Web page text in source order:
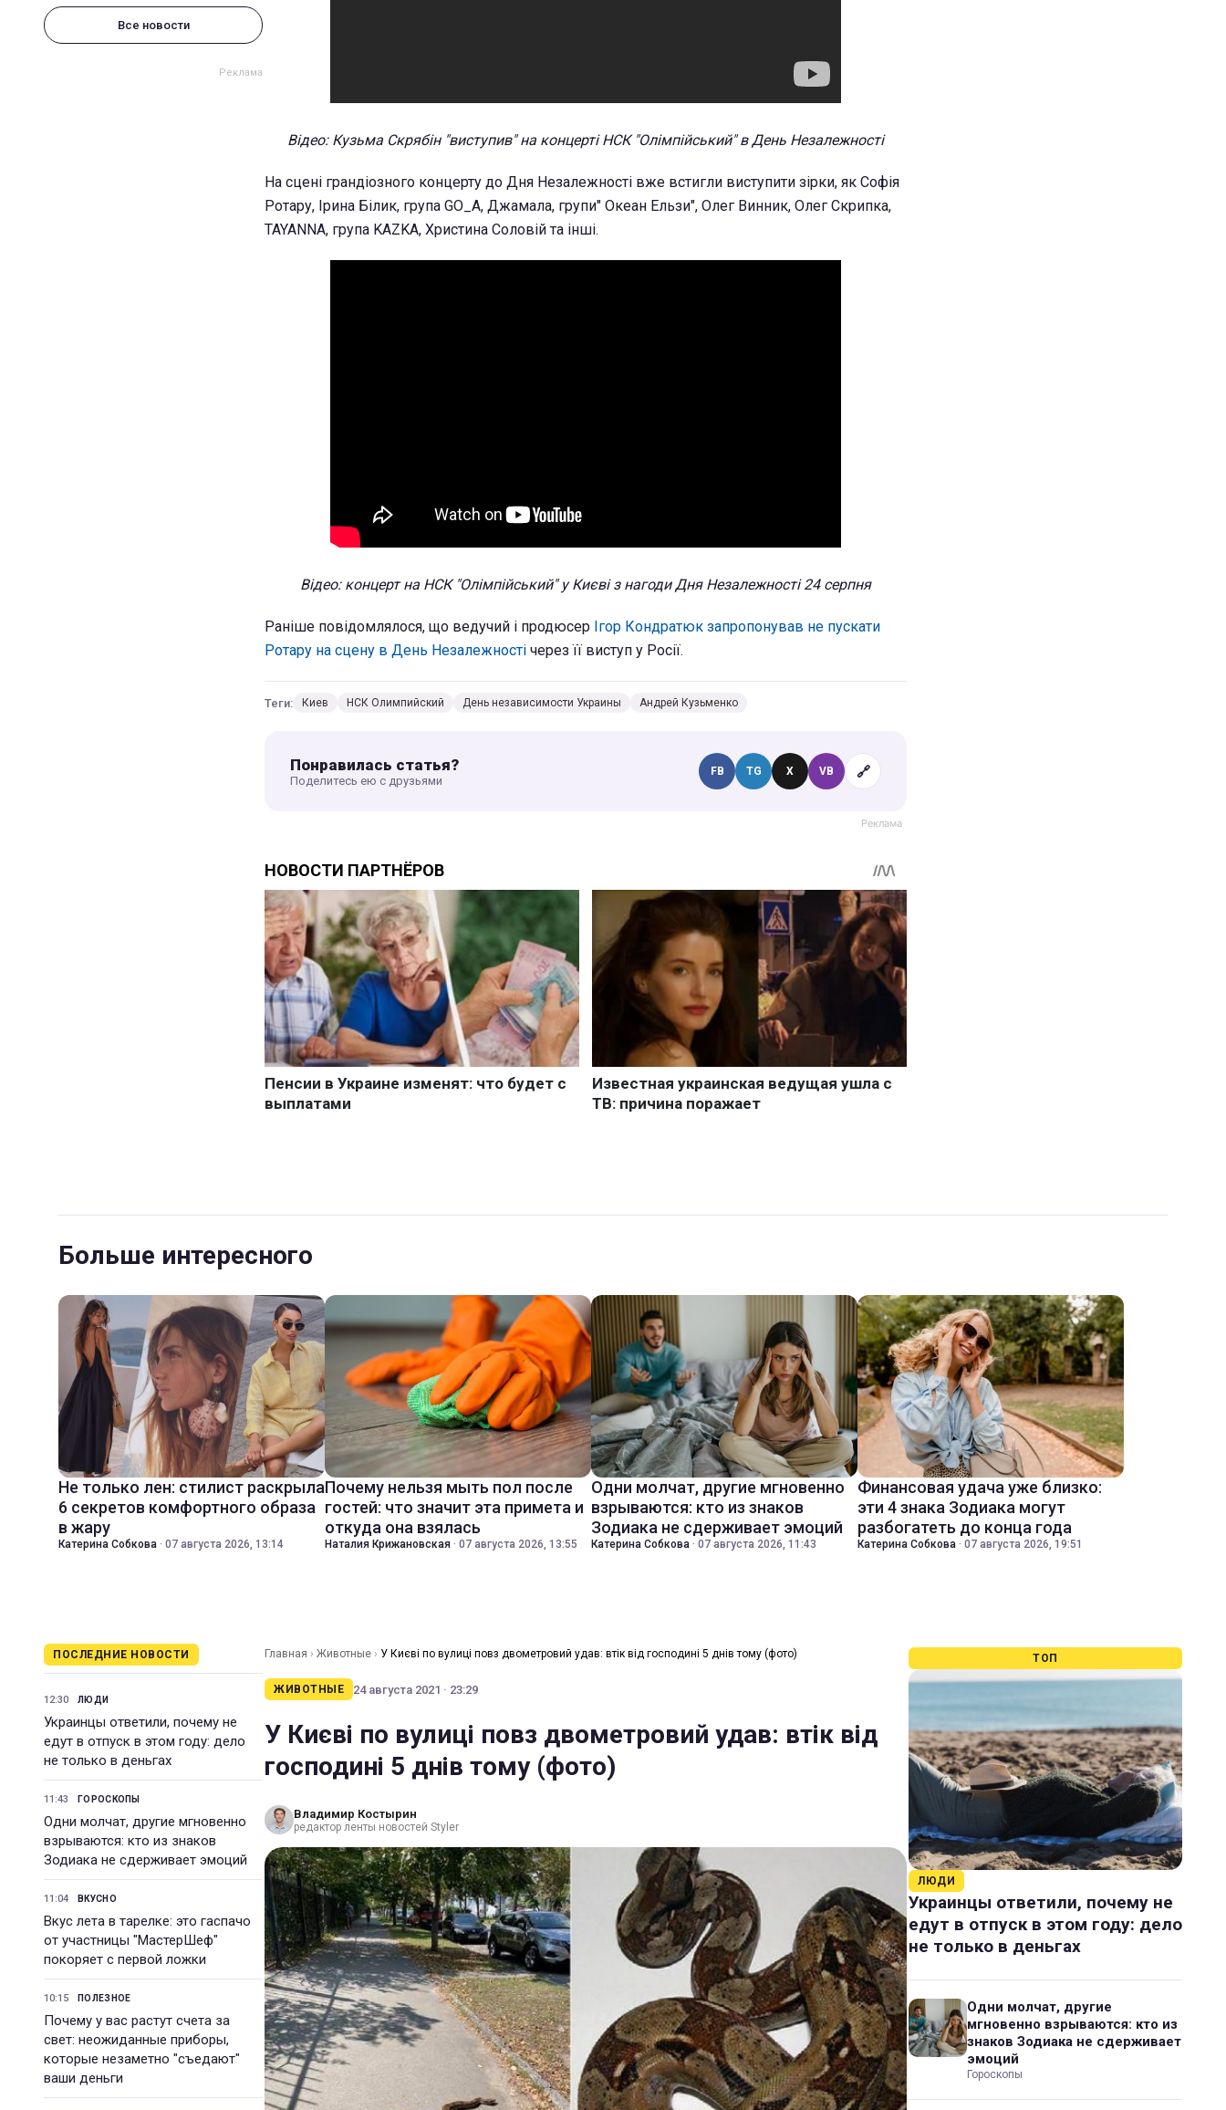
Все новости
Відео: Кузьма Скрябін "виступив" на концерті НСК "Олімпійський" в День Незалежності
На сцені грандіозного концерту до Дня Незалежності вже встигли виступити зірки, як Софія
Ротару, Ірина Білик, група GO_A, Джамала, групи" Океан Ельзи", Олег Винник, Олег Скрипка,
TAYANNA, група KAZKA, Христина Соловій та інші.
Відео: концерт на НСК "Олімпійський" у Києві з нагоди Дня Незалежності 24 серпня
Раніше повідомлялося, що ведучий і продюсер Ігор Кондратюк запропонував не пускати
Ротару на сцену в День Незалежності через її виступ у Росії.
Теги: Киев НСК Олимпийский День независимости Украины Андрей Кузьменко
Понравилась статья?
Поделитесь ею с друзьями
FB TG X VB 🔗
Больше интересного
Не только лен: стилист раскрыла
6 секретов комфортного образа
в жару
Катерина Собкова · 07 августа 2026, 13:14
Почему нельзя мыть пол после
гостей: что значит эта примета и
откуда она взялась
Наталия Крижановская · 07 августа 2026, 13:55
Одни молчат, другие мгновенно
взрываются: кто из знаков
Зодиака не сдерживает эмоций
Катерина Собкова · 07 августа 2026, 11:43
Финансовая удача уже близко:
эти 4 знака Зодиака могут
разбогатеть до конца года
Катерина Собкова · 07 августа 2026, 19:51
ПОСЛЕДНИЕ НОВОСТИ
12:30 ЛЮДИ
Украинцы ответили, почему не
едут в отпуск в этом году: дело
не только в деньгах
11:43 ГОРОСКОПЫ
Одни молчат, другие мгновенно
взрываются: кто из знаков
Зодиака не сдерживает эмоций
11:04 ВКУСНО
Вкус лета в тарелке: это гаспачо
от участницы "МастерШеф"
покоряет с первой ложки
10:15 ПОЛЕЗНОЕ
Почему у вас растут счета за
свет: неожиданные приборы,
которые незаметно "съедают"
ваши деньги
Главная › Животные › У Києві по вулиці повз двометровий удав: втік від господині 5 днів тому (фото)
ЖИВОТНЫЕ 24 августа 2021 · 23:29
У Києві по вулиці повз двометровий удав: втік від
господині 5 днів тому (фото)
Владимир Костырин
редактор ленты новостей Styler
ТОП
ЛЮДИ
Украинцы ответили, почему не
едут в отпуск в этом году: дело
не только в деньгах
Одни молчат, другие
мгновенно взрываются: кто из
знаков Зодиака не сдерживает
эмоций
Гороскопы